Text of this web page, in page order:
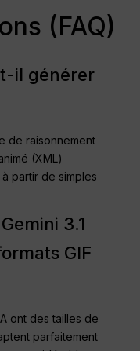
(FAQ)
il générer
de raisonnement
(XML)
partir de simples
3.1
GIF
ont des tailles de
parfaitement